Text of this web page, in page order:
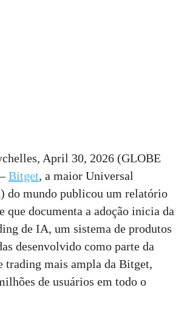
April 30, 2026 (GLOBE
Bitget, a maior Universal
do mundo publicou um relatório
que documenta a adoção inicia da
de IA, um sistema de produtos
desenvolvido como parte da
trading mais ampla da Bitget,
de usuários em todo o